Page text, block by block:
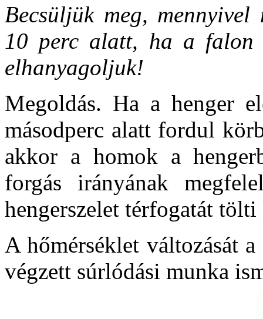
Becsüljük meg, mennyivel
10 perc alatt, ha a falon
elhanyagoljuk!
Megoldás. Ha a henger
másodperc alatt fordul
akkor a homok a
forgás irányának
hengerszelet térfogatát
A hőmérséklet változását
végzett súrlódási munka